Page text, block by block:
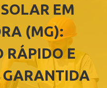
EM
(MG):
RÁPIDO E